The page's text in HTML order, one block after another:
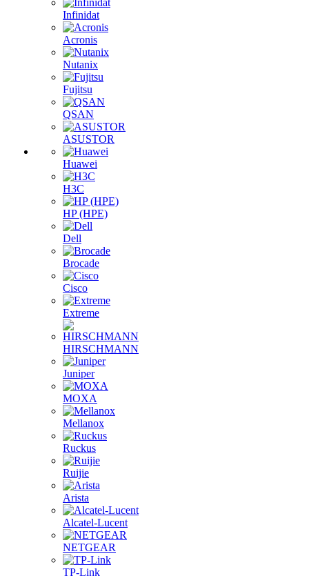
Infinidat
Acronis
Nutanix
Fujitsu
QSAN
ASUSTOR
Huawei
H3C
HP (HPE)
Dell
Brocade
Cisco
Extreme
HIRSCHMANN
Juniper
MOXA
Mellanox
Ruckus
Ruijie
Arista
Alcatel-Lucent
NETGEAR
TP-Link